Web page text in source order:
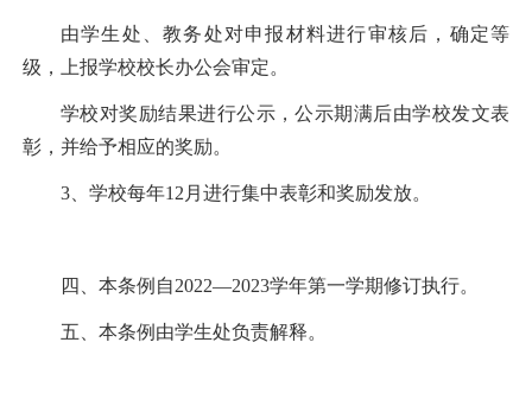
由学生处、教务处对申报材料进行审核后，确定等
级，上报学校校长办公会审定。
学校对奖励结果进行公示，公示期满后由学校发文表
彰，并给予相应的奖励。
3、学校每年12 月进行集中表彰和奖励发放。
四、本条例自2022—2023学年第一学期修订执行。
五、本条例由学生处负责解释。